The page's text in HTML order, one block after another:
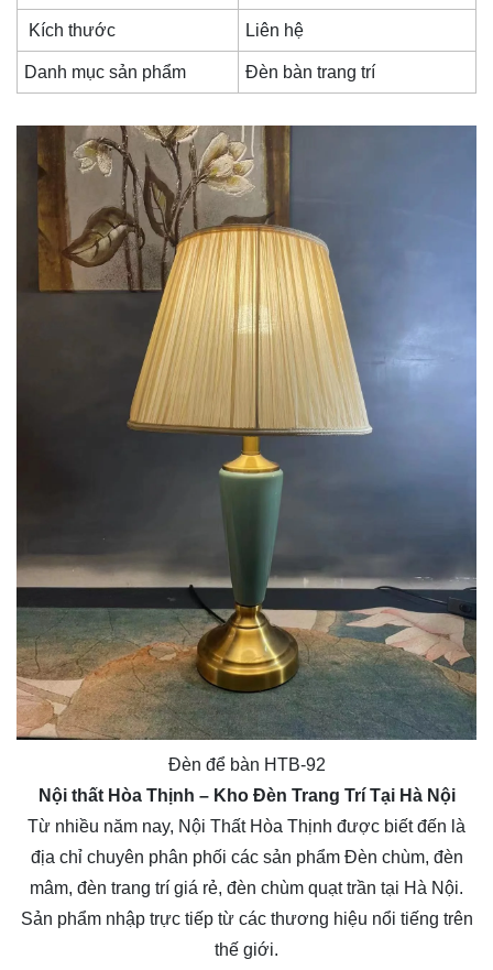
Kích thước Liên hệ
Danh mục sản phẩm Đèn bàn trang trí
Đèn để bàn HTB-92
Nội thất Hòa Thịnh – Kho Đèn Trang Trí Tại Hà Nội
Từ nhiều năm nay, Nội Thất Hòa Thịnh được biết đến là
địa chỉ chuyên phân phối các sản phẩm Đèn chùm, đèn
mâm, đèn trang trí giá rẻ, đèn chùm quạt trần tại Hà Nội.
Sản phẩm nhập trực tiếp từ các thương hiệu nổi tiếng trên
thế giới.